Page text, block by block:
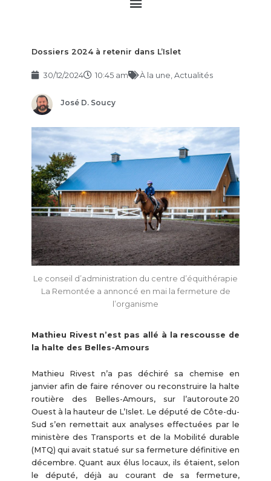
Dossiers 2024 à retenir dans L’Islet
30/12/2024 10:45 am À la une Actualités
José D. Soucy
Le conseil d’administration du centre d’équithérapie
La Remontée a annoncé en mai la fermeture de
l’organisme
Mathieu Rivest n’est pas allé à la rescousse de
la halte des Belles-Amours
Mathieu Rivest n’a pas déchiré sa chemise en
janvier afin de faire rénover ou reconstruire la halte
routière des Belles-Amours, sur l’autoroute 20
Ouest à la hauteur de L’Islet. Le député de Côte-du-
Sud s’en remettait aux analyses effectuées par le
ministère des Transports et de la Mobilité durable
(MTQ) qui avait statué sur sa fermeture définitive en
décembre. Quant aux élus locaux, ils étaient, selon
le député, déjà au courant de sa fermeture,